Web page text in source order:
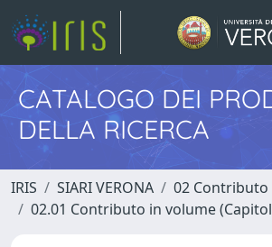
CATALOGO DEI
DELLA RICERCA
IRIS SIARI VERONA
02
02.01 Contributo in volume